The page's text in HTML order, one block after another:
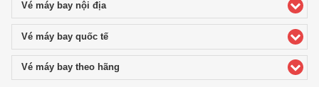
Vé máy bay nội địaclick to expand contents
Vé máy bay quốc tếclick to expand contents
Vé máy bay theo hãng